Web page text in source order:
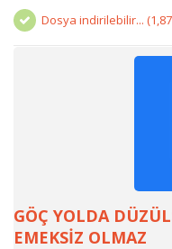
Dosya indirilebilir...
GÖÇ YOLDA
EMEKSİZ OLMAZ